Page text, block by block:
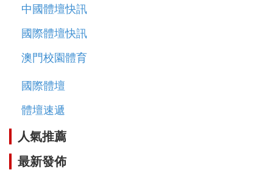
中國體壇快訊
國際體壇快訊
澳門校園體育
國際體壇
體壇速遞
人氣推薦
最新發佈